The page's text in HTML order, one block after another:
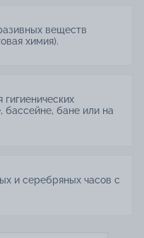
веществ
химия).
бассейне, бане или на
и серебряных часов с